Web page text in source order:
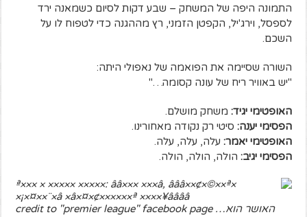
התמונה היפה של המשחק – שבע דקות לסיום כשמאנה ירד
לספסל, וירג'יל, הקפטן הזמני, רץ מההגנה כדי לטפוח לו על
השכם.
השורה שסיימה את הפואמה של נאפולי היתה:
"יש באוויר ריח של עונה קסומה…"
האופטימי יגיד: משחק מושלם.
הפסימי יענה: סיטי רק נקודה מאחורינו.
האופטימי יאמר: עלה, עלה, עלה.
הפסימי יגיב: הולה, הולה, הולה.
האושר הוא… credit to "premier league" facebook page